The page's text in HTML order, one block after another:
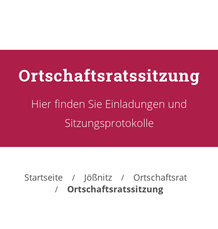
Ortschaftsratssitzung
Hier finden Sie Einladungen und
Sitzungsprotokolle
Startseite Jößnitz
Ortschaftsrat
Ortschaftsratssitzung